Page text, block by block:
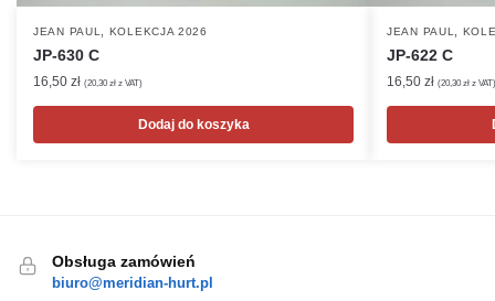
JEAN PAUL, KOLEKCJA 2026
JP-630 C
16,50 zł (20,30 zł z VAT)
Dodaj do koszyka
JEAN PAUL,
JP-622 C
16,50 zł (20,30 zł z VAT)
Obsługa zamówień
biuro@meridian-hurt.pl